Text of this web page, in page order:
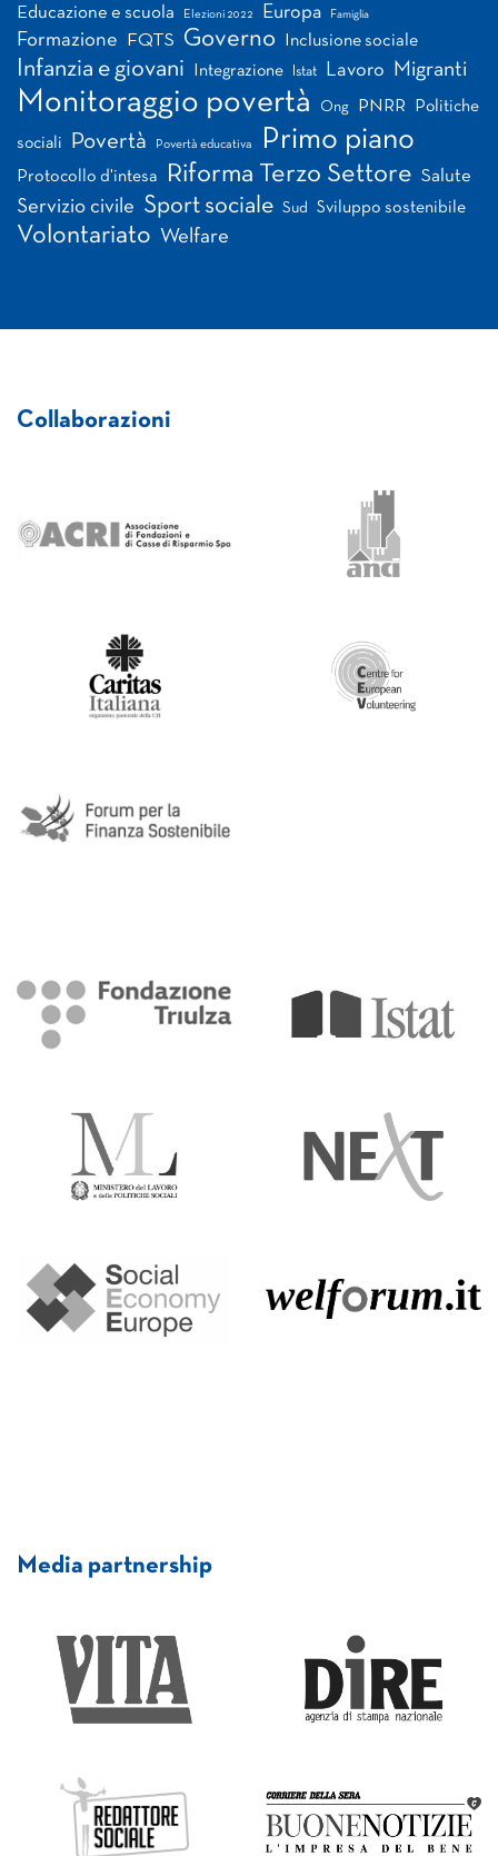
Educazione e scuola Elezioni 2022 Europa Famiglia
Formazione FQTS Governo Inclusione sociale
Infanzia e giovani Integrazione Istat Lavoro Migranti
Monitoraggio povertà Ong PNRR Politiche
sociali Povertà Povertà educativa Primo piano
Protocollo d'intesa Riforma Terzo Settore Salute
Servizio civile Sport sociale Sud Sviluppo sostenibile
Volontariato Welfare
Collaborazioni
Media partnership